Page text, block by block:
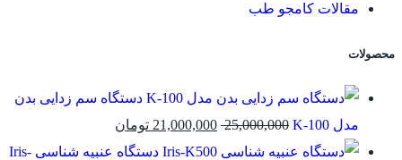
مقالات کامجو طب
محصولات
دستگاه سم زدایی بدن
مدل K-100
25,000,000
21,000,000 تومان
دستگاه عنبیه شناسی Iris-